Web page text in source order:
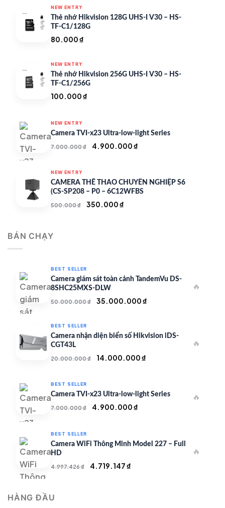
NEW ENTRY
Thẻ nhớ Hikvision 128G UHS-I V30 – HS-
TF-C1/128G
80.000₫
NEW ENTRY
Thẻ nhớ Hikvision 256G UHS-I V30 – HS-
TF-C1/256G
100.000₫
NEW ENTRY
Camera TVI-x23 Ultra-low-light Series
7.000.000₫
Giá
7.000.000 ₫.
4.900.000₫
là:
4.900.000 ₫.
NEW ENTRY
CAMERA THỂ THAO CHUYÊN NGHIỆP S6
(CS-SP208 – P0 – 6C12WFBS
500.000₫
Giá
350.000₫
BÁN CHẠY
BEST SELLER
Camera giám sát toàn cảnh TandemVu DS-
8SHC25MXS-DLW
50.000.000₫
Giá
50.000.000 ₫.
35.000.000₫
là:
35.000.000 ₫.
🔥
BEST SELLER
Camera nhận diện biển số Hikvision iDS-
CGT43L
20.000.000₫
Giá
20.000.000 ₫.
14.000.000₫
là:
14.000.000 ₫.
🔥
BEST SELLER
Camera TVI-x23 Ultra-low-light Series
7.000.000₫
Giá
7.000.000 ₫.
4.900.000₫
là:
🔥
BEST SELLER
Camera WiFi Thông Minh Model 227 – Full
HD
4.997.426₫
Giá
4.719.147₫
🔥
HÀNG ĐẦU